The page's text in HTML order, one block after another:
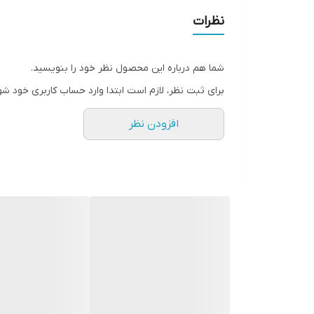
نظرات
شما هم درباره این محصول نظر خود را بنویسید.
برای ثبت نظر، لازم است ابتدا وارد حساب کاربری خود
افزودن نظر